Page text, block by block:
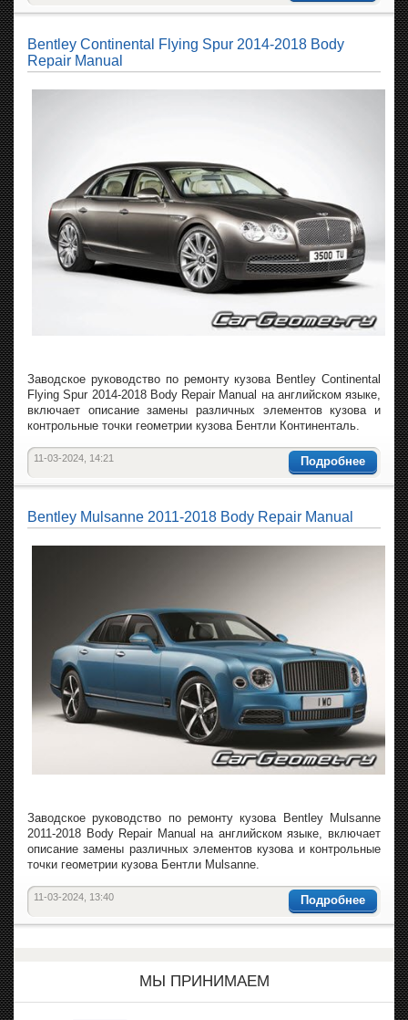
Bentley Continental Flying Spur 2014-2018 Body
Repair Manual
Заводское руководство по ремонту кузова Bentley Continental
Flying Spur 2014-2018 Body Repair Manual на английском языке,
включает описание замены различных элементов кузова и
контрольные точки геометрии кузова Бентли Континенталь.
Подробнее
11-03-2024, 14:21
Bentley Mulsanne 2011-2018 Body Repair Manual
Заводское руководство по ремонту кузова Bentley Mulsanne
2011-2018 Body Repair Manual на английском языке, включает
описание замены различных элементов кузова и контрольные
точки геометрии кузова Бентли Mulsanne.
Подробнее
11-03-2024, 13:40
МЫ ПРИНИМАЕМ